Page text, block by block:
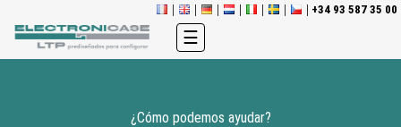
+34 93 587 35 00
Navegación
de
☰
¿Cómo podemos ayudar?